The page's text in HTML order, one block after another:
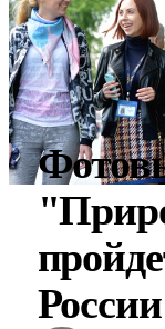
России